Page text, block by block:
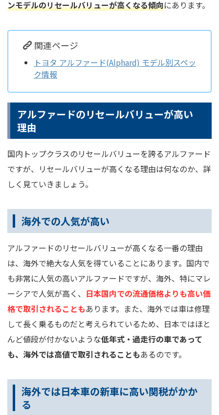
ンモデルのリセールバリューが高くなる傾向にあります。
関連ページ
トヨタ アルファード(Alphard) モデル別スペッ
ク情報
アルファードのリセールバリューが高い
理由
国内トップクラスのリセールバリューを誇るアルファード
ですが、リセールバリューが高くなる理由は何なのか、詳
しく見ていきましょう。
海外での人気が高い
アルファードのリセールバリューが高くなる一番の理由
は、海外で絶大な人気を得ていることにあります。国内で
も非常に人気の高いアルファードですが、海外、特にマレ
ーシアで人気が高く、 日本国内での流通価格よりも高い価
格で取引されることもあります。また、海外では車は修理
して長く乗るものだと考えられているため、日本ではほと
んど値段が付かないような低年式・過走行の車であって
も、海外では高値で取引されることもあるのです。
海外では日本車の新車に高い関税がかか
る